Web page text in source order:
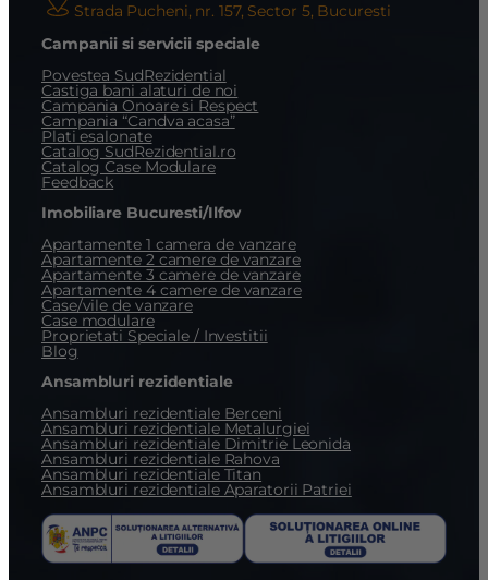
Strada Pucheni, nr. 157, Sector 5, Bucuresti
Campanii si servicii speciale
Povestea SudRezidential
Castiga bani alaturi de noi
Campania Onoare si Respect
Campania “Candva acasa”
Plati esalonate
Catalog SudRezidential.ro
Catalog Case Modulare
Feedback
Imobiliare Bucuresti/Ilfov
Apartamente 1 camera de vanzare
Apartamente 2 camere de vanzare
Apartamente 3 camere de vanzare
Apartamente 4 camere de vanzare
Case/vile de vanzare
Case modulare
Proprietati Speciale / Investitii
Blog
Ansambluri rezidentiale
Ansambluri rezidentiale Berceni
Ansambluri rezidentiale Metalurgiei
Ansambluri rezidentiale Dimitrie Leonida
Ansambluri rezidentiale Rahova
Ansambluri rezidentiale Titan
Ansambluri rezidentiale Aparatorii Patriei